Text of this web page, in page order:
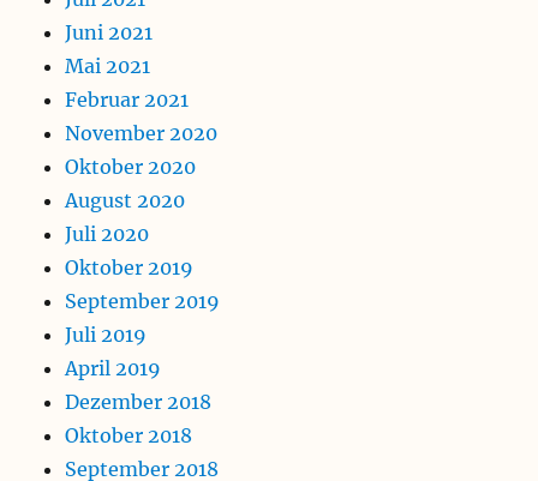
Juni 2021
Mai 2021
Februar 2021
November 2020
Oktober 2020
August 2020
Juli 2020
Oktober 2019
September 2019
Juli 2019
April 2019
Dezember 2018
Oktober 2018
September 2018